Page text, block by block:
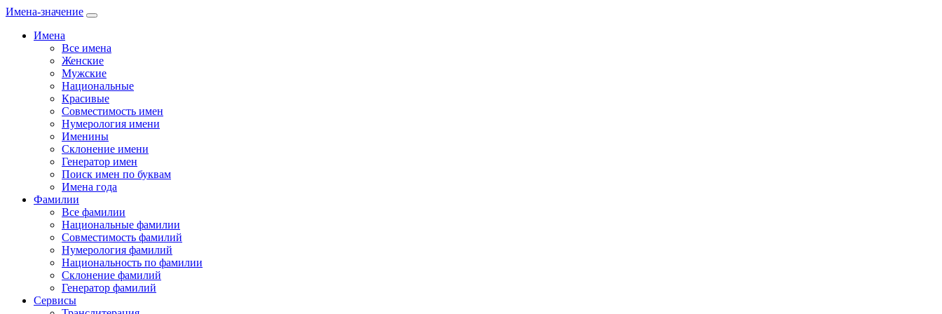
Имена-значение
Имена
Все имена
Женские
Мужские
Национальные
Красивые
Совместимость имен
Нумерология имени
Именины
Склонение имени
Генератор имен
Поиск имен по буквам
Имена года
Фамилии
Все фамилии
Национальные фамилии
Совместимость фамилий
Нумерология фамилий
Национальность по фамилии
Склонение фамилий
Генератор фамилий
Сервисы